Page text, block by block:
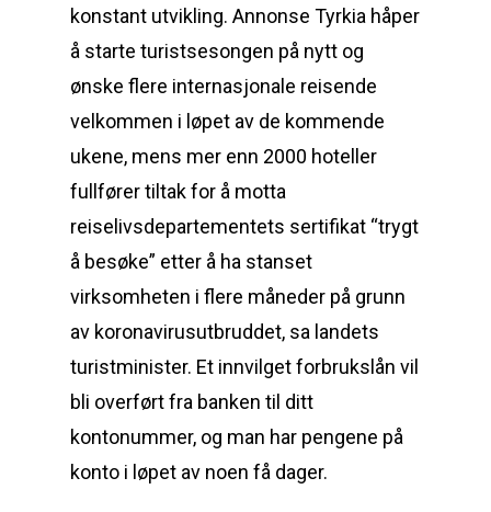
konstant utvikling. Annonse Tyrkia håper
å starte turistsesongen på nytt og
ønske flere internasjonale reisende
velkommen i løpet av de kommende
ukene, mens mer enn 2000 hoteller
fullfører tiltak for å motta
reiselivsdepartementets sertifikat “trygt
å besøke” etter å ha stanset
virksomheten i flere måneder på grunn
av koronavirusutbruddet, sa landets
turistminister. Et innvilget forbrukslån vil
bli overført fra banken til ditt
kontonummer, og man har pengene på
konto i løpet av noen få dager.